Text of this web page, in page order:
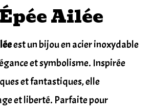
Ailée
est un bijou en acier inoxydable
et symbolisme. Inspirée
et fantastiques, elle
et liberté. Parfaite pour